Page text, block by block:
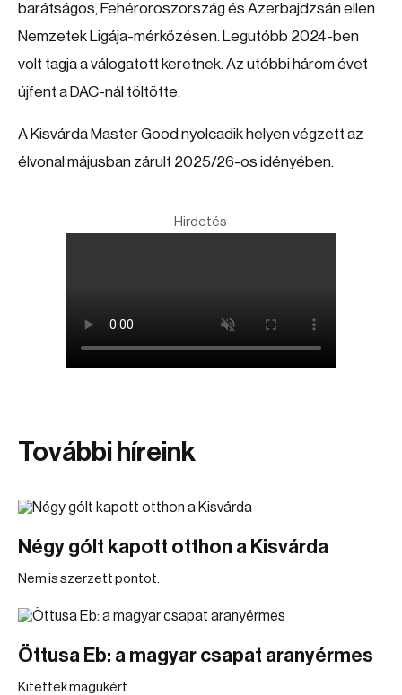
barátságos, Fehéroroszország és Azerbajdzsán ellen
Nemzetek Ligája-mérkőzésen. Legutóbb 2024-ben
volt tagja a válogatott keretnek. Az utóbbi három évet
újfent a DAC-nál töltötte.
A Kisvárda Master Good nyolcadik helyen végzett az
élvonal májusban zárult 2025/26-os idényében.
Hirdetés
További híreink
Négy gólt kapott otthon a Kisvárda
Nem is szerzett pontot.
Öttusa Eb: a magyar csapat aranyérmes
Kitettek magukért.